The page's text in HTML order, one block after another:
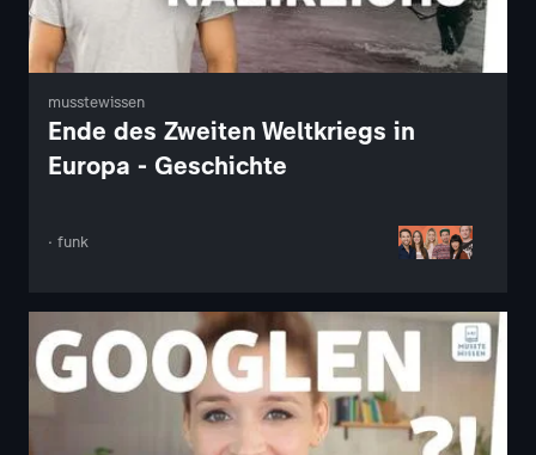
musstewissen
Ende des Zweiten Weltkriegs in
Europa - Geschichte
· funk